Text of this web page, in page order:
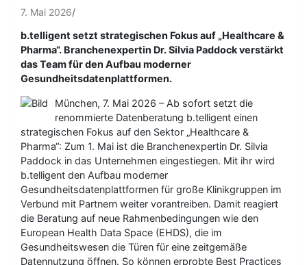
7. Mai 2026
b.telligent setzt strategischen Fokus auf „Healthcare &
Pharma“. Branchenexpertin Dr. Silvia Paddock verstärkt
das Team für den Aufbau moderner
Gesundheitsdatenplattformen.
München, 7. Mai 2026 – Ab sofort setzt die
renommierte Datenberatung b.telligent einen
strategischen Fokus auf den Sektor „Healthcare &
Pharma“: Zum 1. Mai ist die Branchenexpertin Dr. Silvia
Paddock in das Unternehmen eingestiegen. Mit ihr wird
b.telligent den Aufbau moderner
Gesundheitsdatenplattformen für große Klinikgruppen im
Verbund mit Partnern weiter vorantreiben. Damit reagiert
die Beratung auf neue Rahmenbedingungen wie den
European Health Data Space (EHDS), die im
Gesundheitswesen die Türen für eine zeitgemäße
Datennutzung öffnen. So können erprobte Best Practices